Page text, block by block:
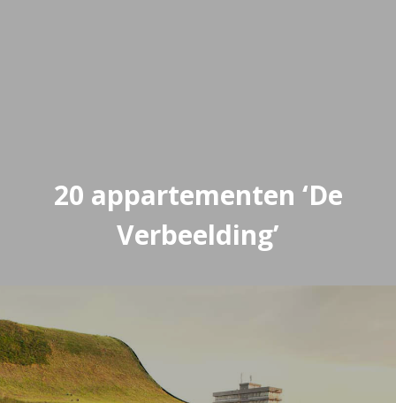
20 appartementen ‘De
Verbeelding’